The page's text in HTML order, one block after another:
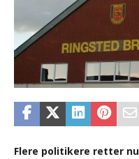
Flere politikere retter